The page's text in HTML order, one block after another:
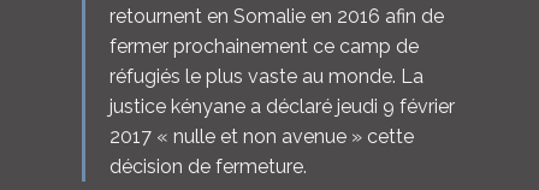
retournent en Somalie en 2016 afin de
fermer prochainement ce camp de
réfugiés le plus vaste au monde. La
justice kényane a déclaré jeudi 9 février
2017 « nulle et non avenue » cette
décision de fermeture.